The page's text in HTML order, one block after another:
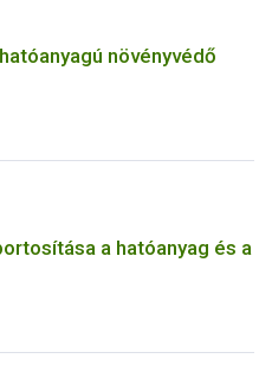
növényvédő
a hatóanyag és a